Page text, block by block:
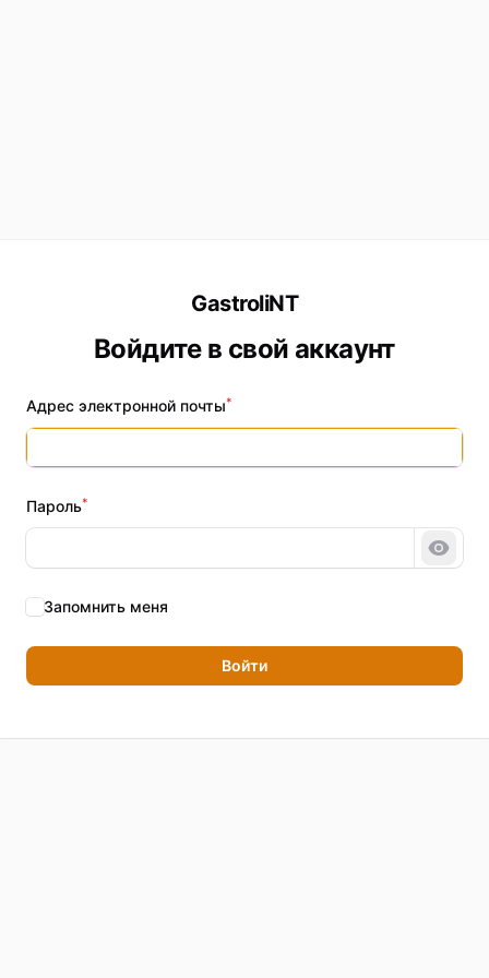
GastroliNT
Войдите в свой аккаунт
Адрес электронной почты*
Пароль*
Запомнить меня
Войти